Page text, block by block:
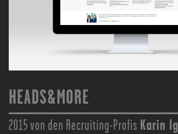
HEADS&MORE
2015 von den Recruiting-Profis Karin